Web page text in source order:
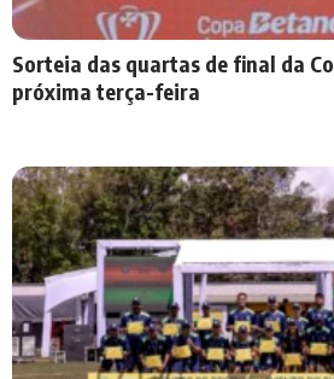
Sorteia das quartas de final da
próxima terça-feira